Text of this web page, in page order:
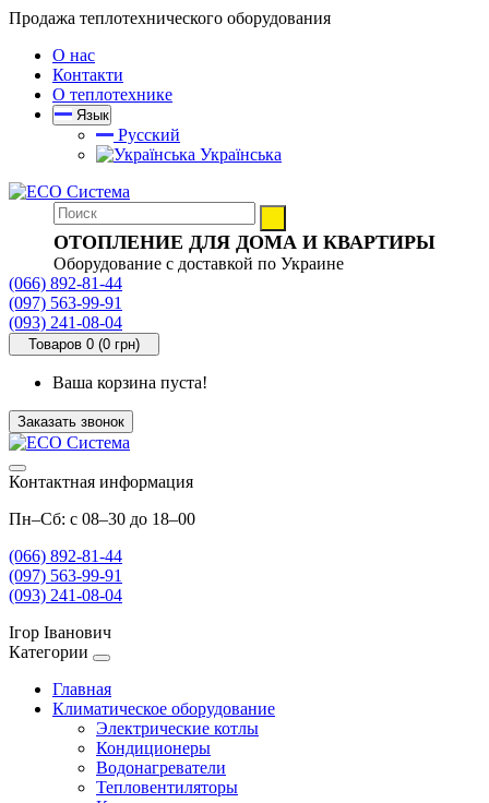
Продажа теплотехнического оборудования
О нас
Контакти
О теплотехнике
Язык
Русский
Українська
ОТОПЛЕНИЕ ДЛЯ ДОМА И КВАРТИРЫ
Оборудование с доставкой по Украине
(066) 892-81-44
(097) 563-99-91
(093) 241-08-04
Товаров 0 (0 грн)
Ваша корзина пуста!
Заказать звонок
Контактная информация
Пн–Сб: с 08–30 до 18–00
(066) 892-81-44
(097) 563-99-91
(093) 241-08-04
Ігор Іванович
Категории
Главная
Климатическое оборудование
Электрические котлы
Кондиционеры
Водонагреватели
Тепловентиляторы